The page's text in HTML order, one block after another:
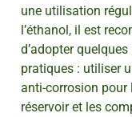
une utilisation
l’éthanol, il est
d’adopter
pratiques : utiliser
anti-corrosion pour
réservoir et les